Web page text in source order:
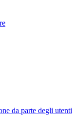
da parte degli utenti